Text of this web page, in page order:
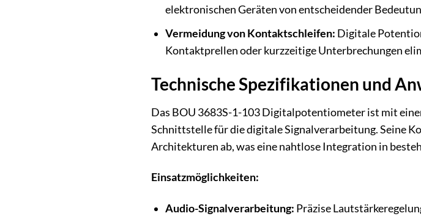
elektronischen Geräten von entscheidender
Vermeidung von Kontaktschleifen: Digitale
Kontaktprellen oder kurzzeitige Unterbrechungen
Technische Spezifikationen und
Das BOU 3683S-1-103 Digitalpotentiometer ist mit
Schnittstelle für die digitale Signalverarbeitung. Seine
Architekturen ab, was eine nahtlose Integration in
Einsatzmöglichkeiten:
Audio-Signalverarbeitung: Präzise